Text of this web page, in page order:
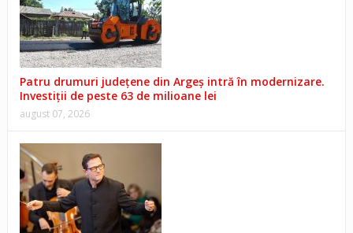
Patru drumuri județene din Argeș intră în modernizare.
Investiții de peste 63 de milioane lei
august 07, 2026